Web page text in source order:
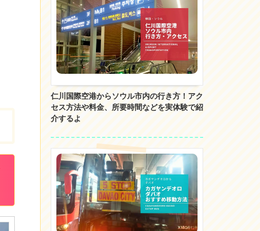
仁川国際空港からソウル市内の行き方！アク
セス方法や料金、所要時間などを実体験で紹
介するよ